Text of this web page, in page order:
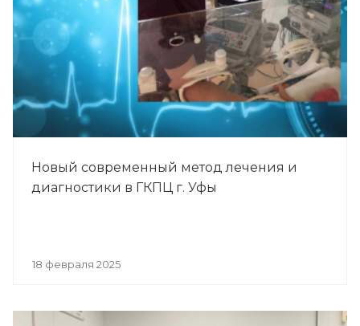
Новый современный метод лечения и
диагностики в ГКПЦ г. Уфы
18 февраля 2025